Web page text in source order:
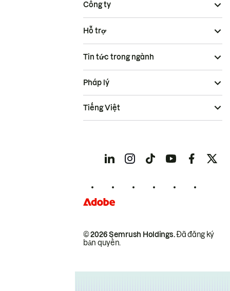
Công ty
Hỗ trợ
Tin tức trong ngành
© 2026 Semrush Holdings.Đã đăng ký
bản quyền.
Pháp lý
Tiếng Việt